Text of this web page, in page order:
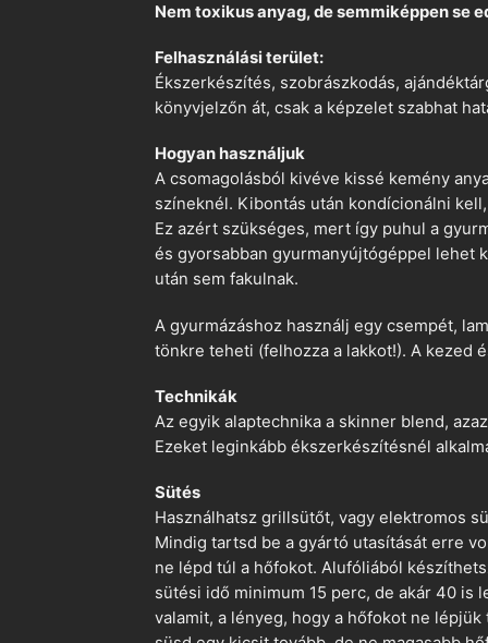
Nem toxikus anyag, de semmiképpen se
Felhasználási terület:
Ékszerkészítés, szobrászkodás,
könyvjelzőn át, csak a képzelet szabhat
Hogyan használjuk
A csomagolásból kivéve kissé kemény
színeknél. Kibontás után kondícionálni
Ez azért szükséges, mert így puhul a
és gyorsabban gyurmanyújtógéppel lehet
után sem fakulnak.
A gyurmázáshoz használj egy csempét,
tönkre teheti (felhozza a lakkot!). A kezed
Technikák
Az egyik alaptechnika a skinner blend,
Ezeket leginkább ékszerkészítésnél
Sütés
Használhatsz grillsütőt, vagy elektromos
Mindig tartsd be a gyártó utasítását erre
ne lépd túl a hőfokot. Alufóliából
sütési idő minimum 15 perc, de akár 40 is
valamit, a lényeg, hogy a hőfokot ne